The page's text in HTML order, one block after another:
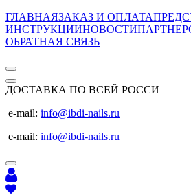
ГЛАВНАЯЗАКАЗ И ОПЛАТА
ИНСТРУКЦИИНОВОСТИ
ОБРАТНАЯ СВЯЗЬ
ДОСТАВКА ПО ВСЕЙ РОССИ
e-mail: info@ibdi-nails.ru
e-mail: info@ibdi-nails.ru